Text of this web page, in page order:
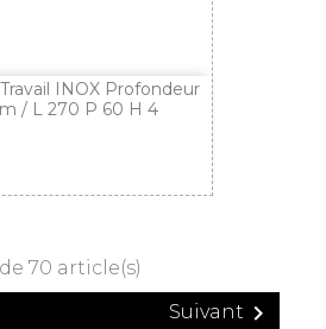
INOX Profondeur
/ L 270 P 60 H 4
70 article(s)
Suivant 